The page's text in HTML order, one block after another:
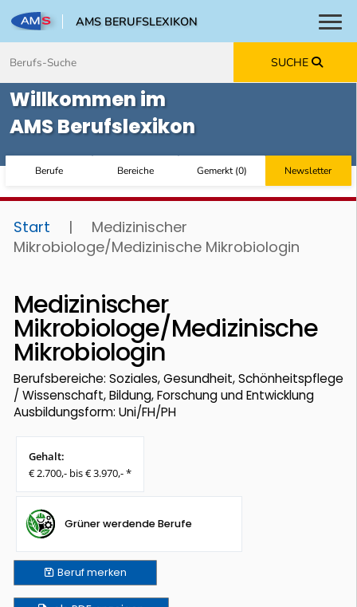
AMS BERUFSLEXIKON
SUCHE
Willkommen im
AMS Berufslexikon
Berufe Bereiche Gemerkt(0) Newsletter
Start |
Medizinischer
Mikrobiologe/Medizinische Mikrobiologin
Medizinischer
Mikrobiologe/Medizinische
Mikrobiologin
Berufsbereiche: Soziales, Gesundheit, Schönheitspflege
/ Wissenschaft, Bildung, Forschung und Entwicklung
Ausbildungsform: Uni/FH/PH
Gehalt:
€ 2.700,- bis € 3.970,- *
Grüner werdende Berufe
Berufmerken